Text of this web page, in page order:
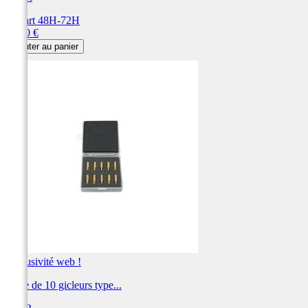
Départ 48H-72H
19,20 €
Ajouter au panier
Exclusivité web !
Boite de 10 gicleurs type...